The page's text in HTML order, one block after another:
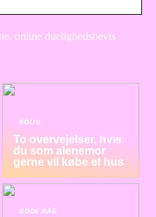
online duelighedsbevis
BOLIG
To overvejelser, hvis
du som alenemor
gerne vil købe et hus
GODE RÅD